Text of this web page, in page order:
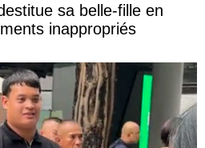
sa belle-fille en
inappropriés